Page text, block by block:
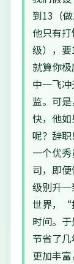
到13（
他只有
级），要
就算你
中一飞
监。可
快，他
呢？辞
一个优
司，即
级别升
世界，“
时间。
节省了
更加丰